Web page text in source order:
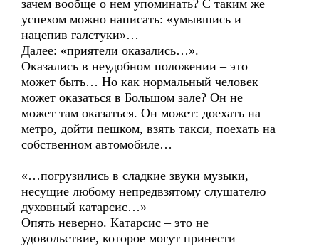
зачем вообще о нем упоминать? С таким же
успехом можно написать: «умывшись и
нацепив галстуки»…
Далее: «приятели оказались…».
Оказались в неудобном положении – это
может быть… Но как нормальный человек
может оказаться в Большом зале? Он не
может там оказаться. Он может: доехать на
метро, дойти пешком, взять такси, поехать на
собственном автомобиле…
«…погрузились в сладкие звуки музыки,
несущие любому непредвзятому слушателю
духовный катарсис…»
Опять неверно. Катарсис – это не
удовольствие, которое могут принести